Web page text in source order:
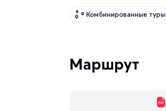
Комбинированные туры
Маршрут